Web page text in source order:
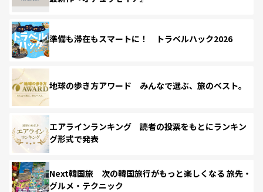
準備も滞在もスマートに！ トラベルハック2026
地球の歩き方アワード みんなで選ぶ、旅のベスト。
エアラインランキング 読者の投票をもとにランキン
グ形式で発表
Next韓国旅 次の韓国旅行がもっと楽しくなる 旅先・
グルメ・テクニック